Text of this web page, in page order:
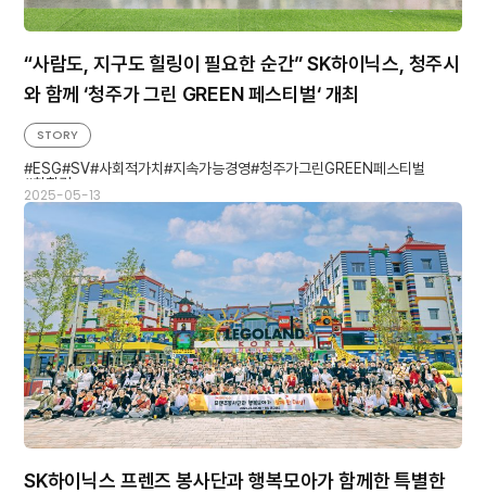
“사람도, 지구도 힐링이 필요한 순간” SK하이닉스, 청주시
와 함께 ‘청주가 그린 GREEN 페스티벌‘ 개최
2025-05-13
STORY
ESG SV 사회적가치 지속가능경영 청주가그린GREEN페스티벌
친환경
SK하이닉스 프렌즈 봉사단과 행복모아가 함께한 특별한